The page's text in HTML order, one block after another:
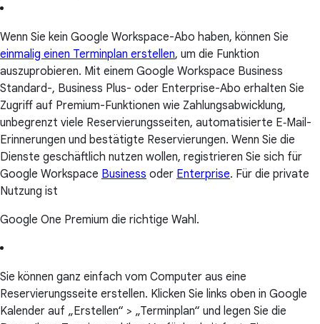
Wenn Sie kein Google Workspace-Abo haben, können Sie
einmalig einen Terminplan erstellen, um die Funktion
auszuprobieren. Mit einem Google Workspace Business
Standard-, Business Plus- oder Enterprise-Abo erhalten Sie
Zugriff auf Premium-Funktionen wie Zahlungsabwicklung,
unbegrenzt viele Reservierungsseiten, automatisierte E‑Mail-
Erinnerungen und bestätigte Reservierungen. Wenn Sie die
Dienste geschäftlich nutzen wollen, registrieren Sie sich für
Google Workspace Business oder Enterprise. Für die private
Nutzung ist
Google One Premium die richtige Wahl.
Sie können ganz einfach vom Computer aus eine
Reservierungsseite erstellen. Klicken Sie links oben in Google
Kalender auf „Erstellen“ > „Terminplan“ und legen Sie die